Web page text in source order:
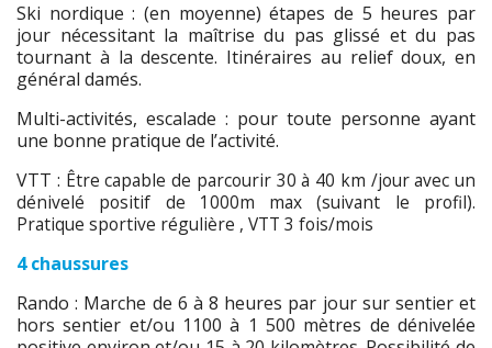
Ski nordique : (en moyenne) étapes de 5 heures par
jour nécessitant la maîtrise du pas glissé et du pas
tournant à la descente. Itinéraires au relief doux, en
général damés.
Multi-activités, escalade : pour toute personne ayant
une bonne pratique de l’activité.
VTT : Être capable de parcourir 30 à 40 km /jour avec un
dénivelé positif de 1000m max (suivant le profil).
Pratique sportive régulière , VTT 3 fois/mois
4 chaussures
Rando : Marche de 6 à 8 heures par jour sur sentier et
hors sentier et/ou 1100 à 1 500 mètres de dénivelée